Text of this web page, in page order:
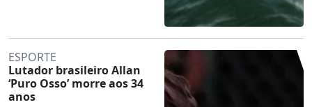
ESPORTE
Lutador brasileiro Allan
‘Puro Osso’ morre aos 34
anos